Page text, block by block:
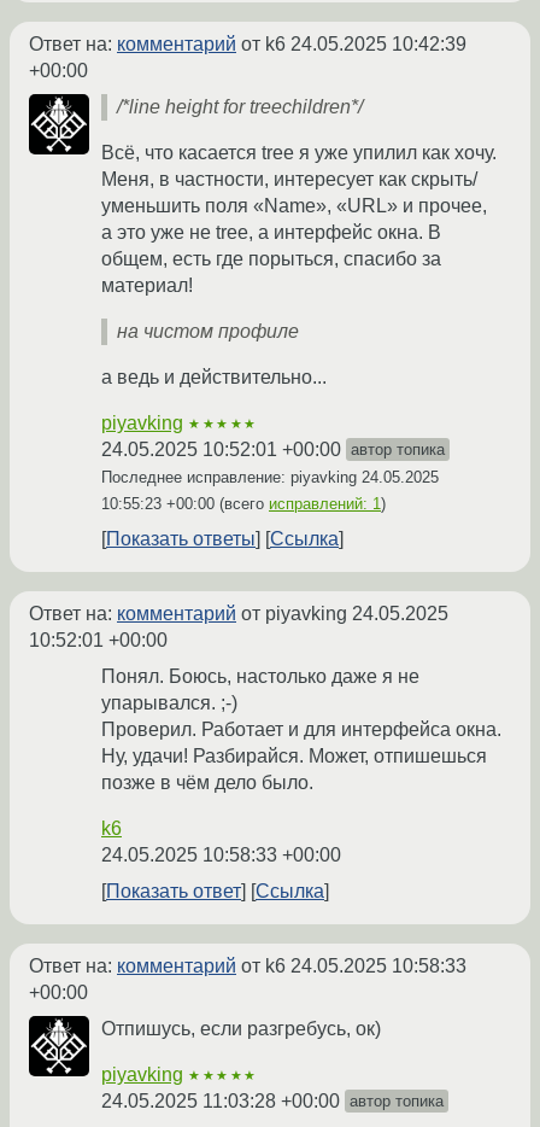
Ответ на: комментарий от k6 24.05.2025 10:42:39
+00:00
/*line height for treechildren*/
Всё, что касается tree я уже упилил как хочу.
Меня, в частности, интересует как скрыть/
уменьшить поля «Name», «URL» и прочее,
а это уже не tree, а интерфейс окна. В
общем, есть где порыться, спасибо за
материал!
на чистом профиле
а ведь и действительно...
piyavking ★★★★★
24.05.2025 10:52:01 +00:00 автор топика
Последнее исправление: piyavking 24.05.2025
10:55:23 +00:00 (всего исправлений: 1)
Показать ответы Ссылка
Ответ на: комментарий от piyavking 24.05.2025
10:52:01 +00:00
Понял. Боюсь, настолько даже я не
упарывался. ;-)
Проверил. Работает и для интерфейса окна.
Ну, удачи! Разбирайся. Может, отпишешься
позже в чём дело было.
k6
24.05.2025 10:58:33 +00:00
Показать ответ
Ссылка
Ответ на: комментарий от k6 24.05.2025 10:58:33
+00:00
Отпишусь, если разгребусь, ок)
piyavking ★★★★★
24.05.2025 11:03:28 +00:00 автор топика